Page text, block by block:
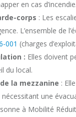
en cas d’incendie.
corps : Les
L’ensemble de
001 (charges
: Elles doivent
du local.
la mezzanine :
nécessitant une
à Mobilité